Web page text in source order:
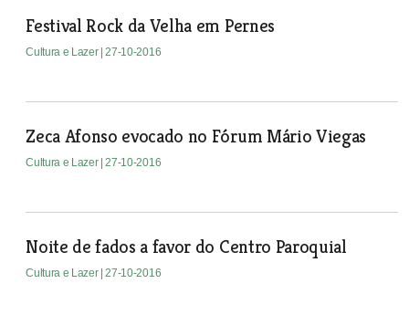
Festival Rock da Velha em Pernes
Cultura e Lazer | 27-10-2016
Zeca Afonso evocado no Fórum Mário Viegas
Cultura e Lazer | 27-10-2016
Noite de fados a favor do Centro Paroquial
Cultura e Lazer | 27-10-2016